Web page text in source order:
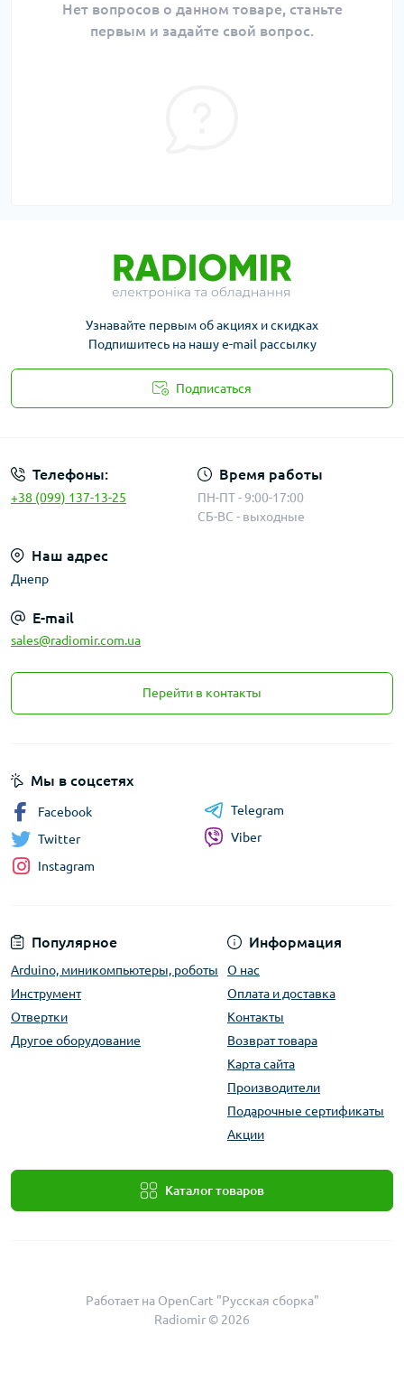
Нет вопросов о данном товаре, станьте
первым и задайте свой вопрос.
Узнавайте первым об акциях и скидках
Подпишитесь на нашу e-mail рассылку
Подписаться
Телефоны:
+38 (099) 137-13-25
Время работы
ПН-ПТ - 9:00-17:00
СБ-ВС - выходные
Наш адрес
Днепр
E-mail
sales@radiomir.com.ua
Перейти в контакты
Популярное
Arduino, миникомпьютеры, роботы
Инструмент
Отвертки
Другое оборудование
Информация
О нас
Оплата и доставка
Контакты
Возврат товара
Карта сайта
Производители
Подарочные сертификаты
Акции
Каталог товаров
Мы в соцсетях
Facebook
Twitter
Instagram
Telegram
Viber
Работает на OpenCart "Русская сборка"
Radiomir © 2026